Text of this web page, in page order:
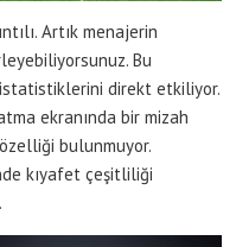
Artık menajerin
Bu
direkt etkiliyor.
ekranında bir mizah
bulunmuyor.
kıyafet çeşitliliği